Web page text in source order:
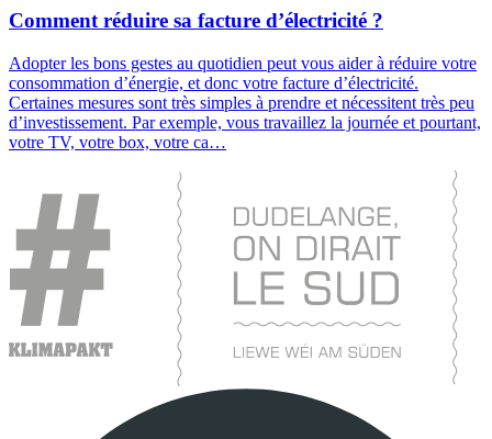
Comment réduire sa facture d’électricité ?
Adopter les bons gestes au quotidien peut vous aider à réduire votre
consommation d’énergie, et donc votre facture d’électricité.
Certaines mesures sont très simples à prendre et nécessitent très peu
d’investissement. Par exemple, vous travaillez la journée et pourtant,
votre TV, votre box, votre ca…